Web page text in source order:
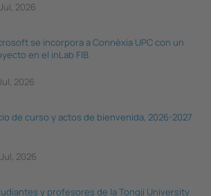
2026
se incorpora a Connèxia UPC con un
en el inLab FIB
2026
de curso y actos de bienvenida, 2026-2027
2026
y profesores de la Tongji University